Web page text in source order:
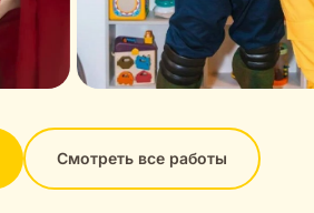
Смотреть все работы